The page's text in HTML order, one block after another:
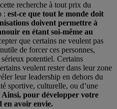
recherche à tout prix du
: est-ce que tout le monde doit
doivent permettre à
en étant soi-même au
que certains ne veulent pas
de forcer ces personnes,
potentiel. Certains
veulent rester dans leur zone
leur leadership en dehors du
sportive, culturelle, ou d’une
Ainsi, pour développer votre
en avoir envie.